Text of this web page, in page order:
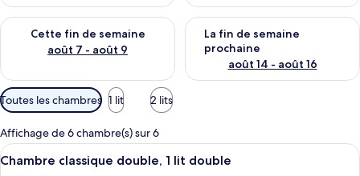
Cette fin de semaine
août 7 - août 9
Vérifier la disponibilité pour cette fin de semaine août 7 -
La fin de semaine
prochaine
août 14 - août 16
Vérifier la disponibilité pour
Filtres
disponibles
pour
les
chambres
Toutes les chambres 1 lit 2 lits
Affichage de 6 chambre(s) sur 6
Afficher
toutes
Une chambre d’hôtel comprenant
5
Chambre classique double, 1 lit double